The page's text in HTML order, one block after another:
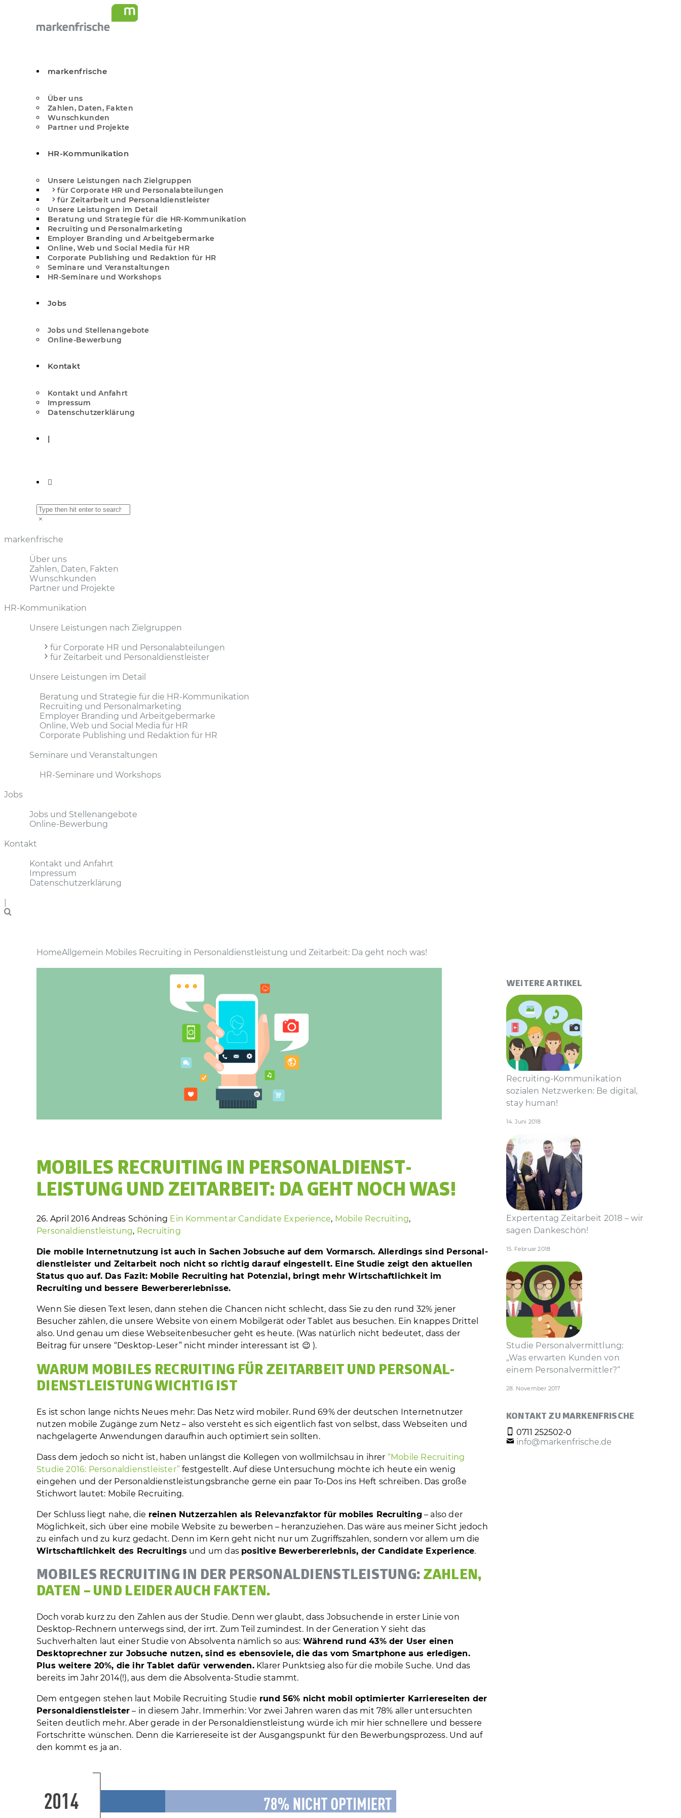
markenfrische
Über uns
Zahlen, Daten, Fakten
Wunschkunden
Partner und Projekte
HR-Kommunikation
Unsere Leistungen nach Zielgruppen
für Corporate HR und Personal­abteilungen
für Zeitarbeit und Personal­dienstleister
Unsere Leistungen im Detail
Beratung und Strategie für die HR-Kommunikation
Recruiting und Personalmarketing
Employer Branding und Arbeitgebermarke
Online, Web und Social Media für HR
Corporate Publishing und Redaktion für HR
Seminare und Veranstaltungen
HR-Seminare und Workshops
Jobs
Jobs und Stellenangebote
Online-Bewerbung
Kontakt
Kontakt und Anfahrt
Impressum
Datenschutzerklärung
|
markenfrische
Über uns
Zahlen, Daten, Fakten
Wunschkunden
Partner und Projekte
HR-Kommunikation
Unsere Leistungen nach Zielgruppen
für Corporate HR und Personal­abteilungen
für Zeitarbeit und Personal­dienstleister
Unsere Leistungen im Detail
Beratung und Strategie für die HR-Kommunikation
Recruiting und Personalmarketing
Employer Branding und Arbeitgebermarke
Online, Web und Social Media für HR
Corporate Publishing und Redaktion für HR
Seminare und Veranstaltungen
HR-Seminare und Workshops
Jobs
Jobs und Stellenangebote
Online-Bewerbung
Kontakt
Kontakt und Anfahrt
Impressum
Datenschutzerklärung
HomeAllgemein Mobiles Recruiting in Personal­dienst­leistung und Zeitarbeit: Da geht noch was!
MOBILES RECRUITING IN PERSONAL­DIENST­
LEISTUNG UND ZEITARBEIT: DA GEHT NOCH WAS!
26. April 2016 Andreas Schöning Ein Kommentar Candidate Experience, Mobile Recruiting,
Personaldienstleistung, Recruiting
Die mobile Internetnutzung ist auch in Sachen Jobsuche auf dem Vormarsch. Allerdings sind Personal­
dienst­leister und Zeitarbeit noch nicht so richtig darauf eingestellt. Eine Studie zeigt den aktuellen
Status quo auf. Das Fazit: Mobile Recruiting hat Potenzial, bringt mehr Wirtschaftlichkeit im
Recruiting und bessere Bewerbererlebnisse.
Wenn Sie diesen Text lesen, dann stehen die Chancen nicht schlecht, dass Sie zu den rund 32% jener
Besucher zählen, die unsere Website von einem Mobilgerät oder Tablet aus besuchen. Ein knappes Drittel
also. Und genau um diese Webseitenbesucher geht es heute. (Was natürlich nicht bedeutet, dass der
Beitrag für unsere “Desktop-Leser” nicht minder interessant ist 😉 ).
WARUM MOBILES RECRUITING FÜR ZEITARBEIT UND PERSONAL­
DIENST­LEISTUNG WICHTIG IST
Es ist schon lange nichts Neues mehr: Das Netz wird mobiler. Rund 69% der deutschen Internetnutzer
nutzen mobile Zugänge zum Netz – also versteht es sich eigentlich fast von selbst, dass Webseiten und
nachgelagerte Anwendungen daraufhin auch optimiert sein sollten.
Dass dem jedoch so nicht ist, haben unlängst die Kollegen von wollmilchsau in ihrer “Mobile Recruiting
Studie 2016: Personal­dienst­leister” festgestellt. Auf diese Untersuchung möchte ich heute ein wenig
eingehen und der Personal­dienst­leistungsbranche gerne ein paar To-Dos ins Heft schreiben. Das große
Stichwort lautet: Mobile Recruiting.
Der Schluss liegt nahe, die reinen Nutzerzahlen als Relevanzfaktor für mobiles Recruiting – also der
Möglichkeit, sich über eine mobile Website zu bewerben – heranzuziehen. Das wäre aus meiner Sicht jedoch
zu einfach und zu kurz gedacht. Denn im Kern geht nicht nur um Zugriffszahlen, sondern vor allem um die
Wirtschaftlichkeit des Recruitings und um das positive Bewerbererlebnis, der Candidate Experience.
MOBILES RECRUITING IN DER PERSONAL­DIENST­LEISTUNG: ZAHLEN,
DATEN – UND LEIDER AUCH FAKTEN.
Doch vorab kurz zu den Zahlen aus der Studie. Denn wer glaubt, dass Jobsuchende in erster Linie von
Desktop-Rechnern unterwegs sind, der irrt. Zum Teil zumindest. In der Generation Y sieht das
Suchverhalten laut einer Studie von Absolventa nämlich so aus: Während rund 43% der User einen
Desktoprechner zur Jobsuche nutzen, sind es ebensoviele, die das vom Smartphone aus erledigen.
Plus weitere 20%, die ihr Tablet dafür verwenden.Klarer Punktsieg also für die mobile Suche. Und das
bereits im Jahr 2014(!), aus dem die Absolventa-Studie stammt.
Dem entgegen stehen laut Mobile Recruiting Studie rund 56% nicht mobil optimierter Karriereseiten der
Personal­dienst­leister – in diesem Jahr. Immerhin: Vor zwei Jahren waren das mit 78% aller untersuchten
Seiten deutlich mehr. Aber gerade in der Personal­dienst­leistung würde ich mir hier schnellere und bessere
Fortschritte wünschen. Denn die Karriereseite ist der Ausgangspunkt für den Bewerbungsprozess. Und auf
den kommt es ja an.
WEITERE ARTIKEL
Recruiting-Kommunikation
sozialen Netzwerken: Be digital,
stay human!
14. Juni 2018
Expertentag Zeitarbeit 2018 – wir
sagen Dankeschön!
15. Februar 2018
Studie Personal­vermittlung:
„Was erwarten Kunden von
einem Personal­vermittler?“
28. November 2017
KONTAKT ZU MARKENFRISCHE
0711 252502-0
info@markenfrische.de